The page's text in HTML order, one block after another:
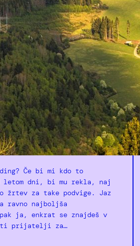
Če bi mi kdo to
letom dni, bi mu rekla, naj
žrtev za take podvige. Jaz
ravno najboljša
ja, enkrat se znajdeš v
prijatelji za…